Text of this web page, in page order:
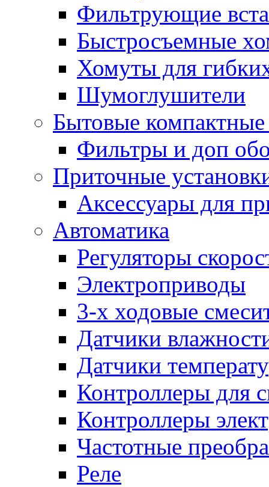
Фильтрующие
Быстросъемные
Хомуты для
Шумоглушители
Бытовые
Фильтры и доп
Приточные
Аксессуары для
Автоматика
Регуляторы
Электроприводы
3-х ходовые
Датчики
Датчики
Контроллеры для
Контроллеры
Частотные
Реле